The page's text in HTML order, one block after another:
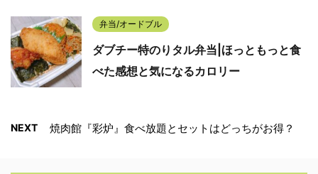
弁当/オードブル
ダブチー特のりタル弁当|ほっともっと食
べた感想と気になるカロリー
NEXT 焼肉館『彩炉』食べ放題とセットはどっちがお得？